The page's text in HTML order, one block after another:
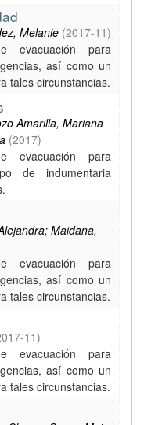
Melanie (2017-11)
evacuación para
así como un
tales circunstancias.
Amarilla, Mariana
(2017)
evacuación para
de indumentaria
Maidana,
evacuación para
así como un
tales circunstancias.
11)
evacuación para
así como un
tales circunstancias.